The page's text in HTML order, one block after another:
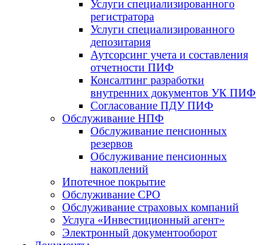
Услуги специализированного
регистратора
Услуги специализированного
депозитария
Аутсорсинг учета и составления
отчетности ПИФ
Консалтинг разработки
внутренних документов УК ПИФ
Согласование ПДУ ПИФ
Обслуживание НПФ
Обслуживание пенсионных
резервов
Обслуживание пенсионных
накоплений
Ипотечное покрытие
Обслуживание СРО
Обслуживание страховых компаний
Услуга «Инвестиционный агент»
Электронный документооборот